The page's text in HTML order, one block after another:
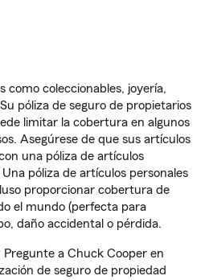
como coleccionables, joyería,
póliza de seguro de propietarios
limitar la cobertura en algunos
Asegúrese de que sus artículos
una póliza de artículos
póliza de artículos personales
proporcionar cobertura de
el mundo (perfecta para
daño accidental o pérdida.
a Chuck Cooper en
de seguro de propiedad